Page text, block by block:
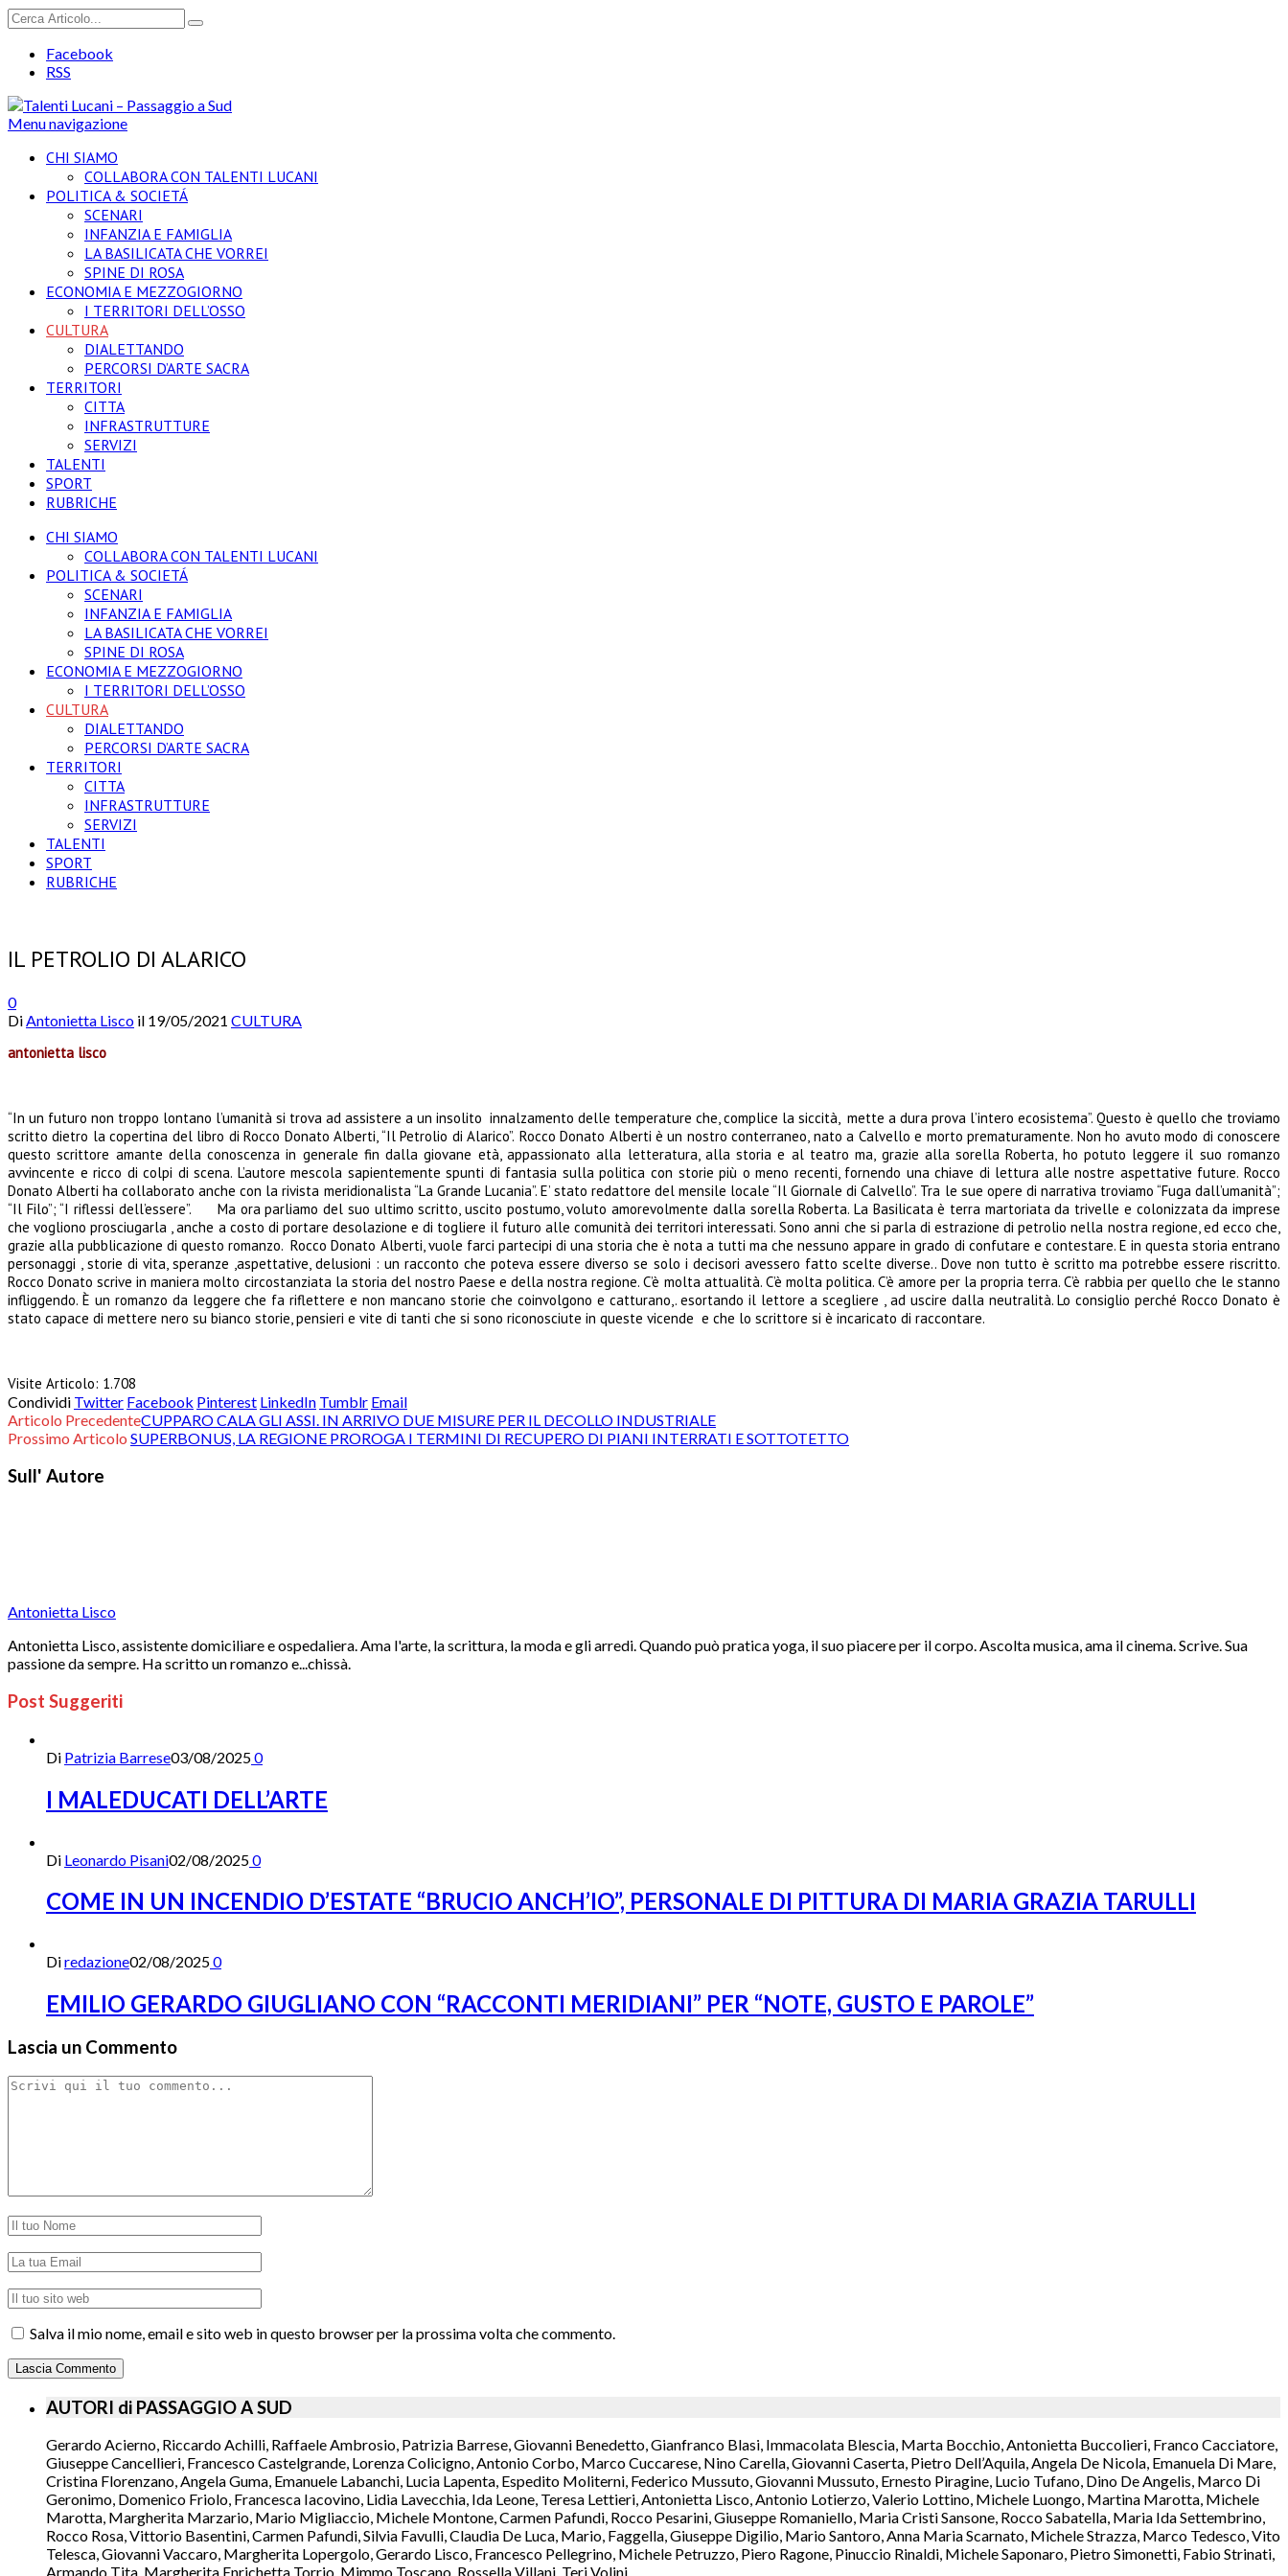
Facebook
RSS
Menu navigazione
CHI SIAMO
COLLABORA CON TALENTI LUCANI
POLITICA & SOCIETÁ
SCENARI
INFANZIA E FAMIGLIA
LA BASILICATA CHE VORREI
SPINE DI ROSA
ECONOMIA E MEZZOGIORNO
I TERRITORI DELL’OSSO
CULTURA
DIALETTANDO
PERCORSI D’ARTE SACRA
TERRITORI
CITTA
INFRASTRUTTURE
SERVIZI
TALENTI
SPORT
RUBRICHE
CHI SIAMO
COLLABORA CON TALENTI LUCANI
POLITICA & SOCIETÁ
SCENARI
INFANZIA E FAMIGLIA
LA BASILICATA CHE VORREI
SPINE DI ROSA
ECONOMIA E MEZZOGIORNO
I TERRITORI DELL’OSSO
CULTURA
DIALETTANDO
PERCORSI D’ARTE SACRA
TERRITORI
CITTA
INFRASTRUTTURE
SERVIZI
TALENTI
SPORT
RUBRICHE
IL PETROLIO DI ALARICO
0
DiAntonietta Lisco il 19/05/2021 CULTURA
antonietta lisco
“In un futuro non troppo lontano l’umanità si trova ad assistere a un insolito innalzamento delle temperature che, complice la siccità, mette a dura prova l’intero ecosistema”. Questo è quello che troviamo
scritto dietro la copertina del libro di Rocco Donato Alberti, “Il Petrolio di Alarico”. Rocco Donato Alberti è un nostro conterraneo, nato a Calvello e morto prematuramente. Non ho avuto modo di conoscere
questo scrittore amante della conoscenza in generale fin dalla giovane età, appassionato alla letteratura, alla storia e al teatro ma, grazie alla sorella Roberta, ho potuto leggere il suo romanzo
avvincente e ricco di colpi di scena. L’autore mescola sapientemente spunti di fantasia sulla politica con storie più o meno recenti, fornendo una chiave di lettura alle nostre aspettative future. Rocco
Donato Alberti ha collaborato anche con la rivista meridionalista “La Grande Lucania”. E’ stato redattore del mensile locale “Il Giornale di Calvello”. Tra le sue opere di narrativa troviamo “Fuga dall’umanità”;
“Il Filo”; “I riflessi dell’essere”. Ma ora parliamo del suo ultimo scritto, uscito postumo, voluto amorevolmente dalla sorella Roberta. La Basilicata è terra martoriata da trivelle e colonizzata da imprese
che vogliono prosciugarla , anche a costo di portare desolazione e di togliere il futuro alle comunità dei territori interessati.Sono anni che si parla di estrazione di petrolio nella nostra regione, ed ecco che,
grazie alla pubblicazione di questo romanzo. Rocco Donato Alberti, vuole farci partecipi di una storia che è nota a tutti ma che nessuno appare in grado di confutare e contestare. E in questa storia entrano
personaggi , storie di vita, speranze ,aspettative, delusioni : un racconto che poteva essere diverso se solo i decisori avessero fatto scelte diverse.. Dove non tutto è scritto ma potrebbe essere riscritto.
Rocco Donato scrive in maniera molto circostanziata la storia del nostro Paese e della nostra regione. C’è molta attualità. C’è molta politica. C’è amore per la propria terra. C’è rabbia per quello che le stanno
infliggendo. È un romanzo da leggere che fa riflettere e non mancano storie che coinvolgono e catturano,. esortando il lettore a scegliere , ad uscire dalla neutralità. Lo consiglio perché Rocco Donato è
stato capace di mettere nero su bianco storie, pensieri e vite di tanti che si sono riconosciute in queste vicende e che lo scrittore si è incaricato di raccontare.
Visite Articolo: 1.708
Condividi Twitter Facebook Pinterest LinkedIn Tumblr Email
Articolo PrecedenteCUPPARO CALA GLI ASSI. IN ARRIVO DUE MISURE PER IL DECOLLO INDUSTRIALE
Prossimo Articolo SUPERBONUS, LA REGIONE PROROGA I TERMINI DI RECUPERO DI PIANI INTERRATI E SOTTOTETTO
Sull' Autore
Antonietta Lisco
Antonietta Lisco, assistente domiciliare e ospedaliera. Ama l'arte, la scrittura, la moda e gli arredi. Quando può pratica yoga, il suo piacere per il corpo. Ascolta musica, ama il cinema. Scrive. Sua
passione da sempre. Ha scritto un romanzo e...chissà.
Post Suggeriti
Di Patrizia Barrese03/08/20250
I MALEDUCATI DELL’ARTE
Di Leonardo Pisani02/08/20250
COME IN UN INCENDIO D’ESTATE “BRUCIO ANCH’IO”, PERSONALE DI PITTURA DI MARIA GRAZIA TARULLI
Diredazione02/08/20250
EMILIO GERARDO GIUGLIANO CON “RACCONTI MERIDIANI” PER “NOTE, GUSTO E PAROLE”
Lascia un Commento
Salva il mio nome, email e sito web in questo browser per la prossima volta che commento.
AUTORI di PASSAGGIO A SUD
Gerardo Acierno, Riccardo Achilli, Raffaele Ambrosio, Patrizia Barrese, Giovanni Benedetto, Gianfranco Blasi, Immacolata Blescia, Marta Bocchio, Antonietta Buccolieri, Franco Cacciatore,
Giuseppe Cancellieri, Francesco Castelgrande, Lorenza Colicigno, Antonio Corbo, Marco Cuccarese, Nino Carella, Giovanni Caserta, Pietro Dell’Aquila, Angela De Nicola, Emanuela Di Mare,
Cristina Florenzano, Angela Guma, Emanuele Labanchi, Lucia Lapenta, Espedito Moliterni, Federico Mussuto, Giovanni Mussuto, Ernesto Piragine, Lucio Tufano, Dino De Angelis, Marco Di
Geronimo, Domenico Friolo, Francesca Iacovino, Lidia Lavecchia, Ida Leone, Teresa Lettieri, Antonietta Lisco, Antonio Lotierzo, Valerio Lottino, Michele Luongo, Martina Marotta, Michele
Marotta, Margherita Marzario, Mario Migliaccio, Michele Montone, Carmen Pafundi, Rocco Pesarini, Giuseppe Romaniello, Maria Cristi Sansone, Rocco Sabatella, Maria Ida Settembrino,
Rocco Rosa, Vittorio Basentini, Carmen Pafundi, Silvia Favulli, Claudia De Luca, Mario, Faggella, Giuseppe Digilio, Mario Santoro, Anna Maria Scarnato, Michele Strazza, Marco Tedesco, Vito
Telesca, Giovanni Vaccaro, Margherita Lopergolo, Gerardo Lisco, Francesco Pellegrino, Michele Petruzzo, Piero Ragone, Pinuccio Rinaldi, Michele Saponaro, Pietro Simonetti, Fabio Strinati,
Armando Tita, Margherita Enrichetta Torrio, Mimmo Toscano, Rossella Villani, Teri Volini